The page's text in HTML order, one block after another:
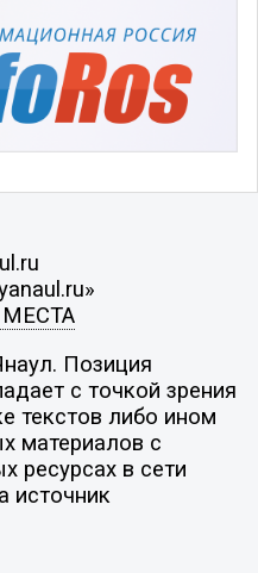
Позиция
с точкой зрения
текстов либо ином
материалов с
ресурсах в сети
источник